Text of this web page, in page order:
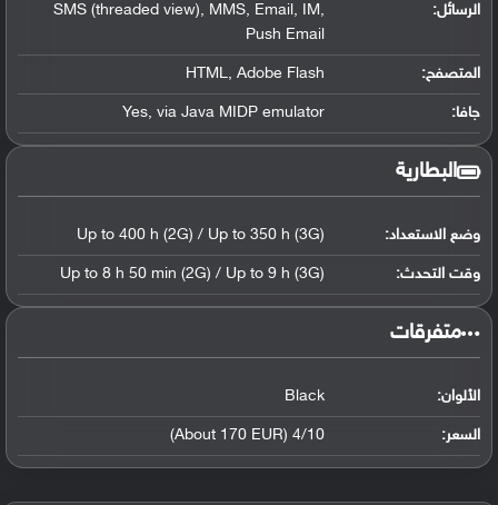
الرسائل:
SMS (threaded view), MMS, Email, IM,
Push Email
المتصفح: HTML, Adobe Flash
جافا: Yes, via Java MIDP emulator
البطارية
وضع الاستعداد: Up to 400 h (2G) / Up to 350 h (3G)
وقت التحدث: Up to 8 h 50 min (2G) / Up to 9 h (3G)
‏متفرقات‏
الألوان: Black
السعر: 4/10 (About 170 EUR)